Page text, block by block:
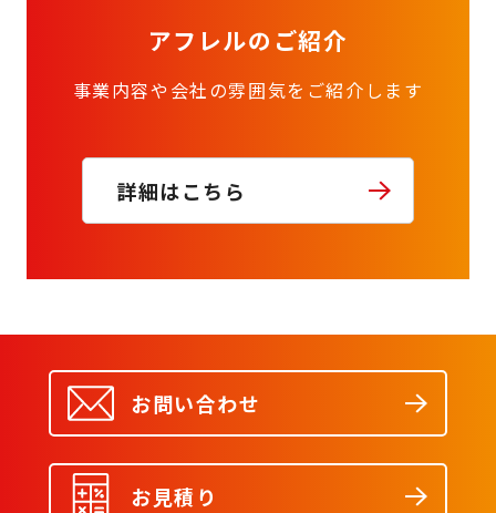
アフレルのご紹介
事業内容や会社の雰囲気をご紹介します
詳細はこちら
お問い合わせ
お見積り